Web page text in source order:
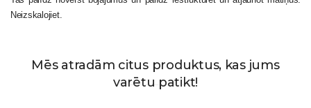
Neizskalojiet.
Mēs atradām citus produktus, kas jums
varētu patikt!